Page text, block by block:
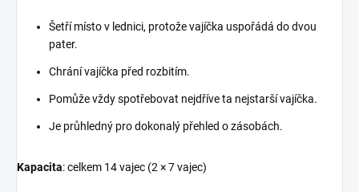
Šetří místo v lednici, protože vajíčka uspořádá do dvou
pater.
Chrání vajíčka před rozbitím.
Pomůže vždy spotřebovat nejdříve ta nejstarší vajíčka.
Je průhledný pro dokonalý přehled o zásobách.
Kapacita: celkem 14 vajec (2 × 7 vajec)